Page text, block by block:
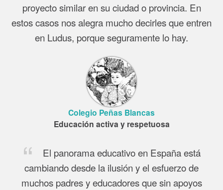
proyecto similar en su ciudad o provincia. En
estos casos nos alegra mucho decirles que entren
en Ludus, porque seguramente lo hay.
Colegio Peñas Blancas
Educación activa y respetuosa
El panorama educativo en España está
cambiando desde la ilusión y el esfuerzo de
muchos padres y educadores que sin apoyos